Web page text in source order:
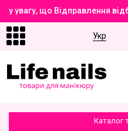
увагу, що Відправлення
Укр
Каталог